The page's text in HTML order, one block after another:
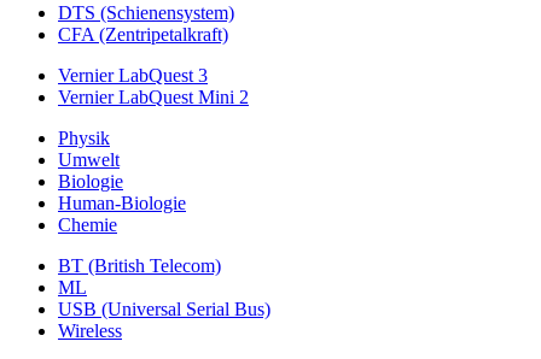
DTS (Schienensystem)
CFA (Zentripetalkraft)
Vernier LabQuest 3
Vernier LabQuest Mini 2
Physik
Umwelt
Biologie
Human-Biologie
Chemie
BT (British Telecom)
ML
USB (Universal Serial Bus)
Wireless